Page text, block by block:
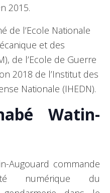
2015.
de l’Ecole Nationale
et des
de l’Ecole de Guerre
2018 de l’Institut des
Nationale (IHEDN).
Watin-
Augouard commande
numérique du